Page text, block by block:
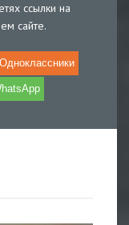
ссылки на
сайте.
Одноклассники